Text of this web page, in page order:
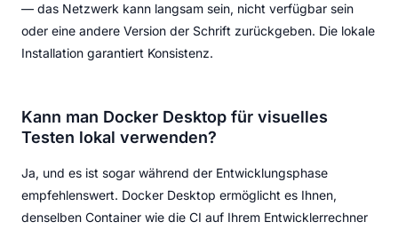
— das Netzwerk kann langsam sein, nicht verfügbar sein
oder eine andere Version der Schrift zurückgeben. Die lokale
Installation garantiert Konsistenz.
Kann man Docker Desktop für visuelles
Testen lokal verwenden?
Ja, und es ist sogar während der Entwicklungsphase
empfehlenswert. Docker Desktop ermöglicht es Ihnen,
denselben Container wie die CI auf Ihrem Entwicklerrechner